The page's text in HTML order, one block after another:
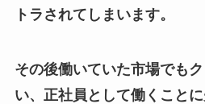
トラされてしまいます。
その後働いていた市場でも
い、正社員として働くことに